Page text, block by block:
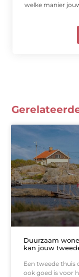
welke manier
Duurzaam
kan jouw
Een tweede thuis
ook goed is voor